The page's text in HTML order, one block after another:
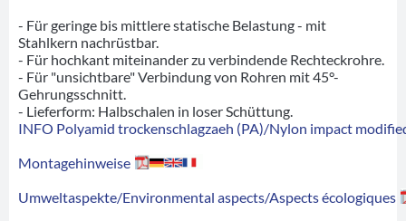
- Für geringe bis mittlere statische Belastung - mit
Stahlkern nachrüstbar.
- Für hochkant miteinander zu verbindende Rechteckrohre.
- Für "unsichtbare" Verbindung von Rohren mit 45°-
Gehrungsschnitt.
- Lieferform: Halbschalen in loser Schüttung.
INFO Polyamid trockenschlagzaeh (PA)/Nylon impact
Montagehinweise
Umweltaspekte/Environmental aspects/Aspects écologiques